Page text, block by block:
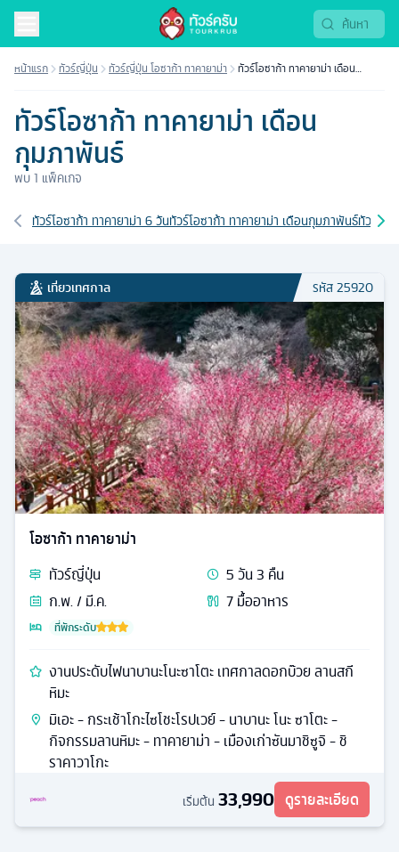
หน้าแรก ทัวร์ญี่ปุ่น ทัวร์ญี่ปุ่น โอซาก้า ทาคายาม่า
ทัวร์โอซาก้า ทาคายาม่า เดือน
ทัวร์โอซาก้า ทาคายาม่า เดือน
กุมภาพันธ์
พบ1 แพ็คเกจ
เส้นทางที่เกี่ยวข้อง
ทัวร์โอซาก้า ทาคายาม่า 6 วันทัวร์โอซาก้า ทาคายาม่า เดือนกุมภาพันธ์ทัวร์โอ
เที่ยวเทศกาล รหัส25920
โอซาก้า ทาคายาม่า
ทัวร์ญี่ปุ่น 5วัน3 คืน
ก.พ. / มี.ค.
7มื้ออาหาร
ที่พักระดับ
งานประดับไฟนาบานะโนะซาโตะ เทศกาลดอกบ๊วย ลานสกี
หิมะ
มิเอะ - กระเช้าโกะไซโชะโรปเวย์ - นาบานะ โนะ ซาโตะ -
กิจกรรมลานหิมะ - ทาคายาม่า - เมืองเก่าซันมาชิซูจิ - ชิ
ราคาวาโกะ
เริ่มต้น 33,990 ดูรายละเอียด